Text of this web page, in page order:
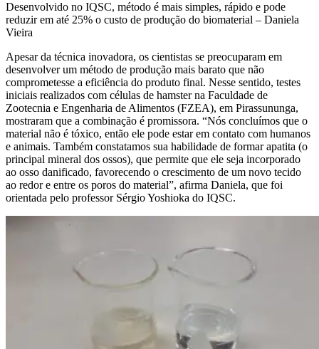
Desenvolvido no IQSC, método é mais simples, rápido e pode
reduzir em até 25% o custo de produção do biomaterial – Daniela
Vieira
Apesar da técnica inovadora, os cientistas se preocuparam em
desenvolver um método de produção mais barato que não
comprometesse a eficiência do produto final. Nesse sentido, testes
iniciais realizados com células de hamster na Faculdade de
Zootecnia e Engenharia de Alimentos (FZEA), em Pirassununga,
mostraram que a combinação é promissora. “Nós concluímos que o
material não é tóxico, então ele pode estar em contato com humanos
e animais. Também constatamos sua habilidade de formar apatita (o
principal mineral dos ossos), que permite que ele seja incorporado
ao osso danificado, favorecendo o crescimento de um novo tecido
ao redor e entre os poros do material”, afirma Daniela, que foi
orientada pelo professor Sérgio Yoshioka do IQSC.